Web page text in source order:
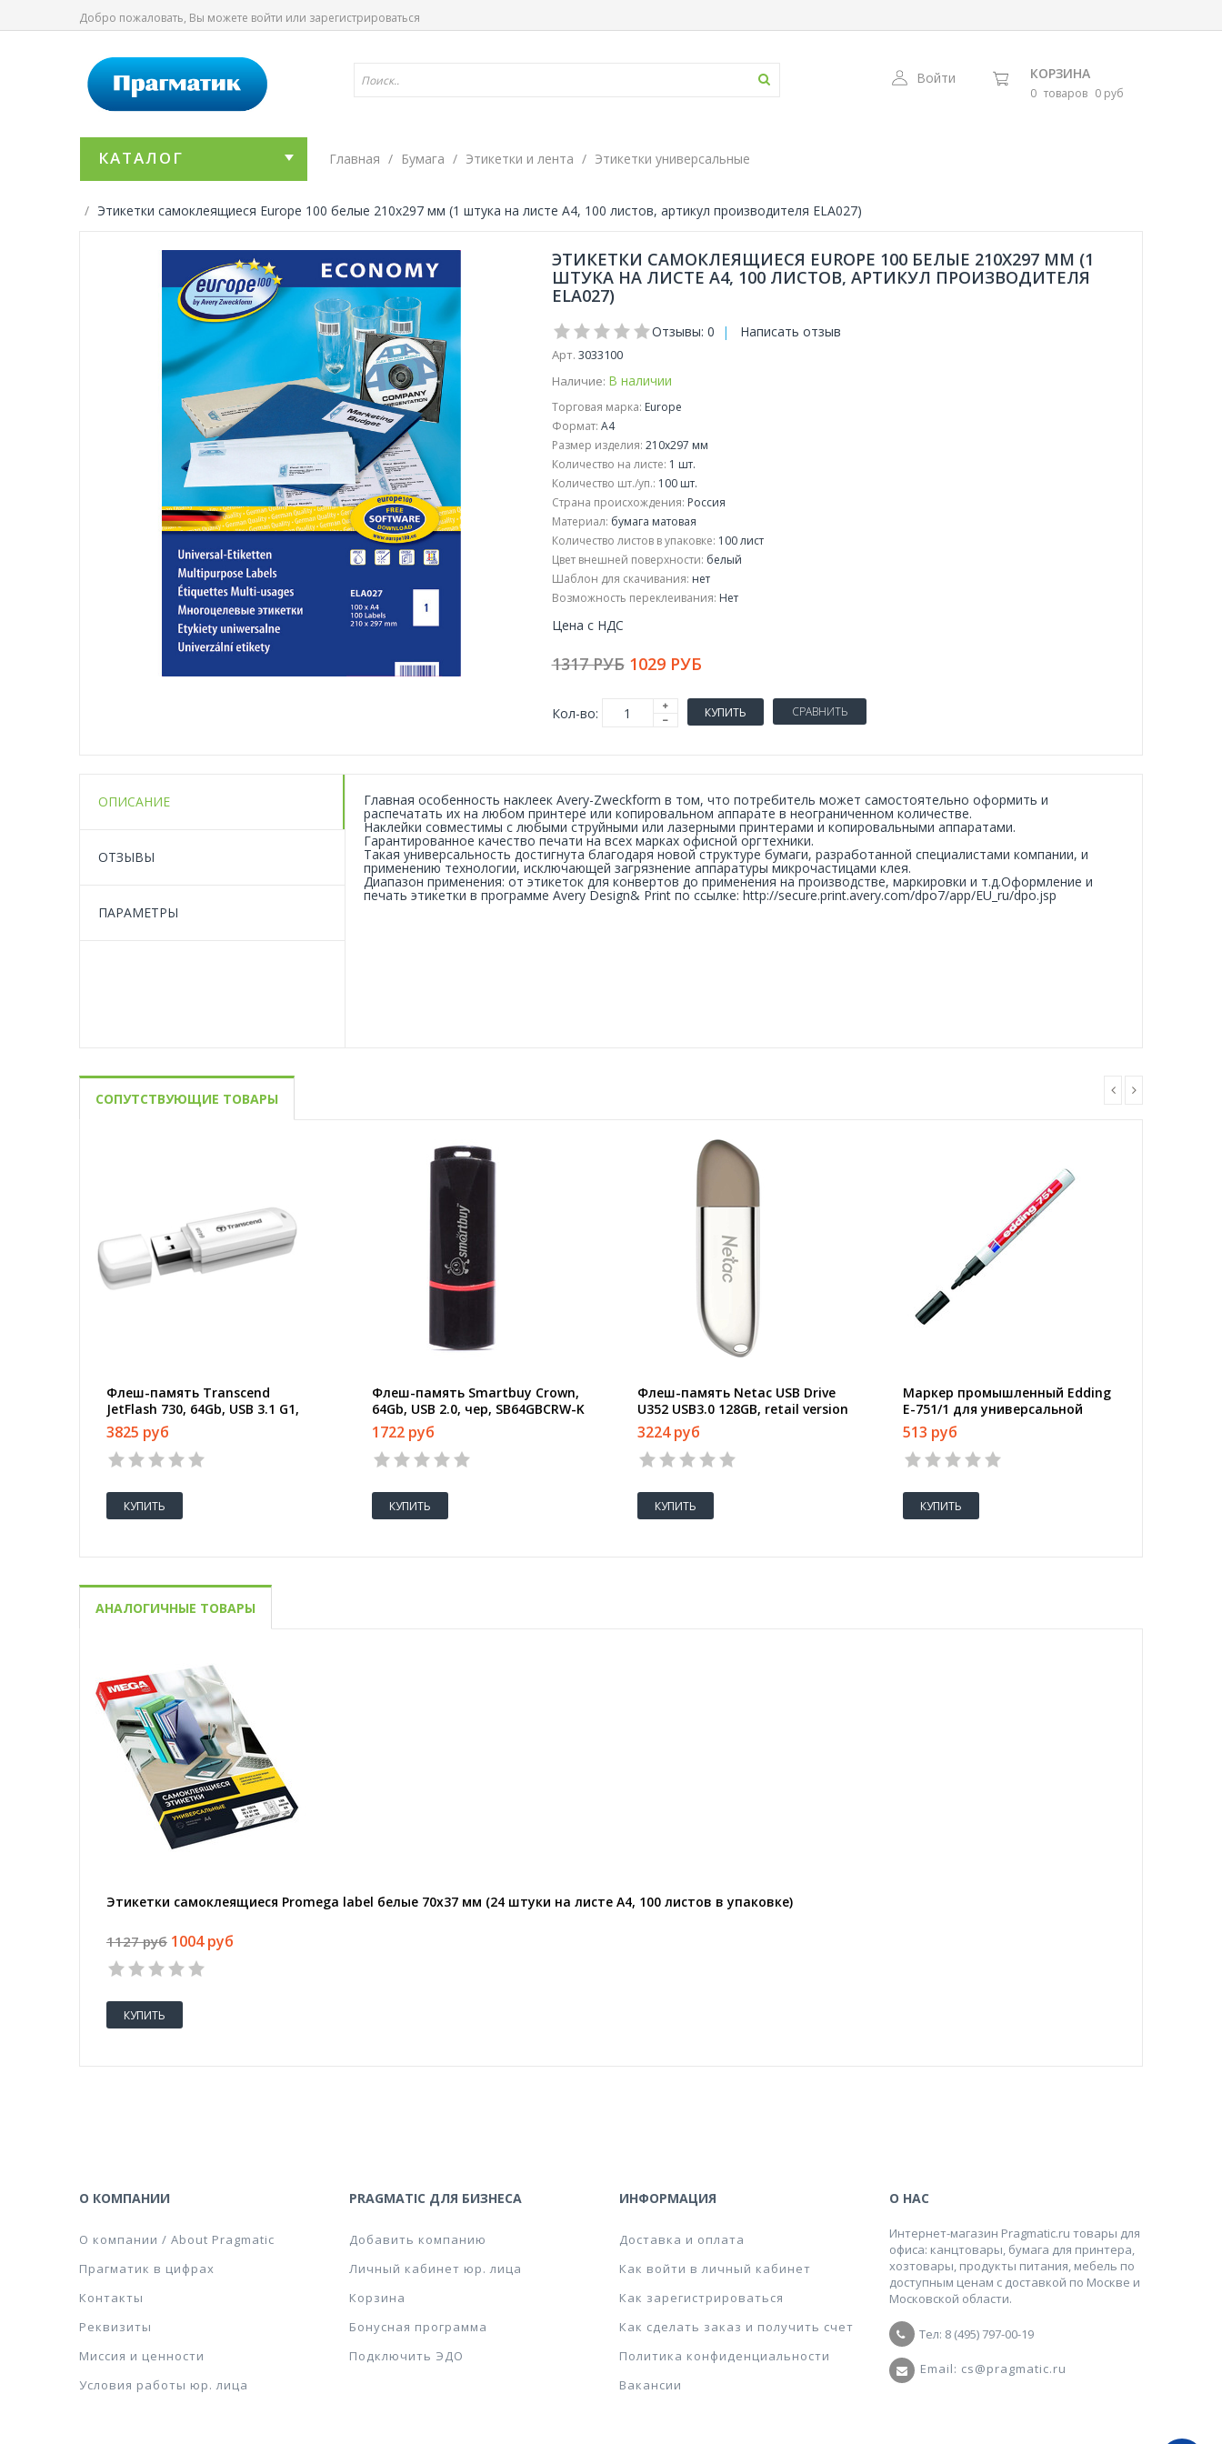
Добро пожаловать, Вы можете войти или зарегистрироваться
Войти КОРЗИНА
0 товаров 0 руб
КАТАЛОГ Главная Бумага Этикетки и лента Этикетки универсальные
Этикетки самоклеящиеся Europe 100 белые 210х297 мм (1 штука на листе А4, 100 листов, артикул производителя ELA027)
ЭТИКЕТКИ САМОКЛЕЯЩИЕСЯ EUROPE 100 БЕЛЫЕ 210Х297 ММ (1
ШТУКА НА ЛИСТЕ А4, 100 ЛИСТОВ, АРТИКУЛ ПРОИЗВОДИТЕЛЯ
ELA027)
Отзывы: 0 | Написать отзыв
Арт. 3033100
Наличие: В наличии
Торговая марка: Europe
Формат: A4
Размер изделия: 210x297 мм
Количество на листе: 1 шт.
Количество шт./уп.: 100 шт.
Страна происхождения: Россия
Материал: бумага матовая
Количество листов в упаковке: 100 лист
Цвет внешней поверхности: белый
Шаблон для скачивания: нет
Возможность переклеивания: Нет
Цена с НДС
1317 РУБ 1029 РУБ
Кол-во: КУПИТЬ СРАВНИТЬ
ОПИСАНИЕ
ОТЗЫВЫ
ПАРАМЕТРЫ
Главная особенность наклеек Avery-Zweckform в том, что потребитель может самостоятельно оформить и
распечатать их на любом принтере или копировальном аппарате в неограниченном количестве.
Наклейки совместимы с любыми струйными или лазерными принтерами и копировальными аппаратами.
Гарантированное качество печати на всех марках офисной оргтехники.
Такая универсальность достигнута благодаря новой структуре бумаги, разработанной специалистами компании, и
применению технологии, исключающей загрязнение аппаратуры микрочастицами клея.
Диапазон применения: от этикеток для конвертов до применения на производстве, маркировки и т.д.Оформление и
печать этикетки в программе Avery Design& Print по ссылке: http://secure.print.avery.com/dpo7/app/EU_ru/dpo.jsp
СОПУТСТВУЮЩИЕ ТОВАРЫ
Флеш-память Transcend
JetFlash 730, 64Gb, USB 3.1 G1,
бел, TS64GJF730
3825 руб
КУПИТЬ
Флеш-память Smartbuy Crown,
64Gb, USB 2.0, чер, SB64GBCRW-K
1722 руб
КУПИТЬ
Флеш-память Netac USB Drive
U352 USB3.0 128GB, retail version
3224 руб
КУПИТЬ
Маркер промышленный Edding
E-751/1 для универсальной
маркировки черный (1-2 мм)
513 руб
КУПИТЬ
АНАЛОГИЧНЫЕ ТОВАРЫ
Этикетки самоклеящиеся Promega label белые 70х37 мм (24 штуки на листе А4, 100 листов в упаковке)
1127 руб 1004 руб
КУПИТЬ
О КОМПАНИИ
О компании / About Pragmatic
Прагматик в цифрах
Контакты
Реквизиты
Миссия и ценности
Условия работы юр. лица
PRAGMATIC ДЛЯ БИЗНЕСА
Добавить компанию
Личный кабинет юр. лица
Корзина
Бонусная программа
Подключить ЭДО
ИНФОРМАЦИЯ
Доставка и оплата
Как войти в личный кабинет
Как зарегистрироваться
Как сделать заказ и получить счет
Политика конфиденциальности
Вакансии
О НАС
Интернет-магазин Pragmatic.ru товары для
офиса: канцтовары, бумага для принтера,
хозтовары, продукты питания, мебель по
доступным ценам с доставкой по Москве и
Московской области.
Тел: 8 (495) 797-00-19
Email: cs@pragmatic.ru